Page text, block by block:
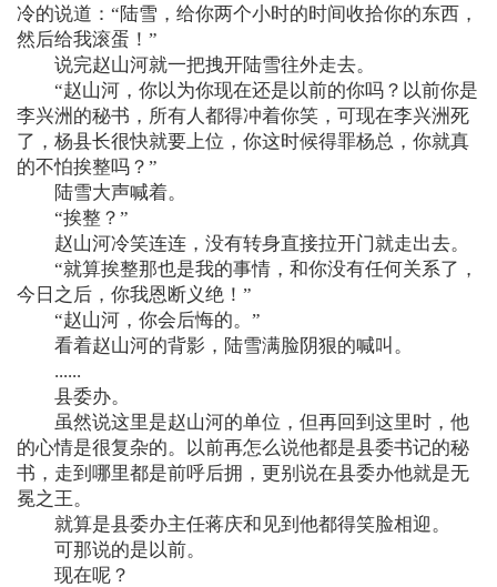
冷的说道：“陆雪，给你两个小时的时间收拾你的东西，
然后给我滚蛋！”
说完赵山河就一把拽开陆雪往外走去。
“赵山河，你以为你现在还是以前的你吗？以前你是
李兴洲的秘书，所有人都得冲着你笑，可现在李兴洲死
了，杨县长很快就要上位，你这时候得罪杨总，你就真
的不怕挨整吗？”
陆雪大声喊着。
“挨整？”
赵山河冷笑连连，没有转身直接拉开门就走出去。
“就算挨整那也是我的事情，和你没有任何关系了，
今日之后，你我恩断义绝！”
“赵山河，你会后悔的。”
看着赵山河的背影，陆雪满脸阴狠的喊叫。
......
县委办。
虽然说这里是赵山河的单位，但再回到这里时，他
的心情是很复杂的。以前再怎么说他都是县委书记的秘
书，走到哪里都是前呼后拥，更别说在县委办他就是无
冕之王。
就算是县委办主任蒋庆和见到他都得笑脸相迎。
可那说的是以前。
现在呢？